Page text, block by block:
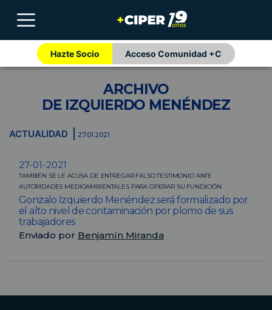
Hazte Socio Acceso Comunidad +C
ARCHIVO
DE IZQUIERDO MENÉNDEZ
ACTUALIDAD 27.01.2021
27-01-2021
TAMBIÉN SE LE ACUSA DE ENTREGAR FALSO TESTIMONIO ANTE
AUTORIDADES MEDIOAMBIENTALES PARA OPERAR SU FUNDICIÓN
Gonzalo Izquierdo Menéndez será formalizado por
el alto nivel de contaminación por plomo de sus
trabajadores
Enviado por Benjamín Miranda